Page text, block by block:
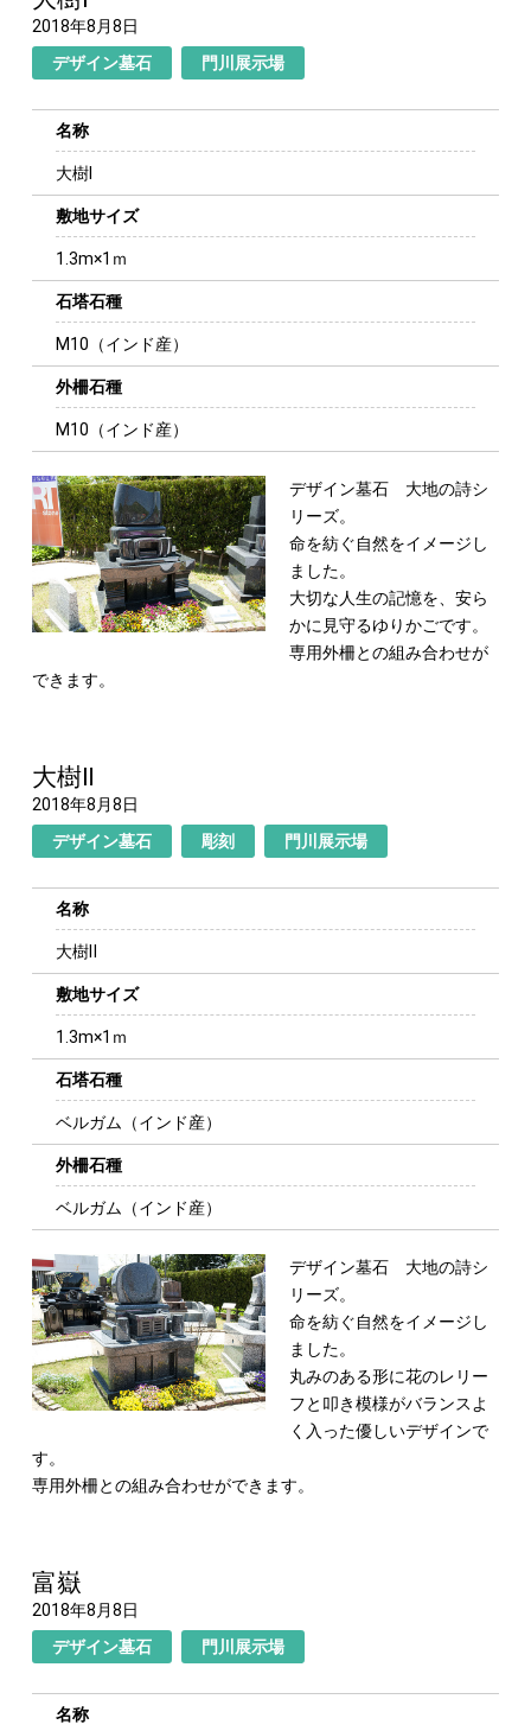
2018年8月8日
デザイン墓石
門川展示場
名称
大樹Ⅰ
敷地サイズ
1.3m×1ｍ
石塔石種
M10（インド産）
外柵石種
M10（インド産）
デザイン墓石 大地の詩シ
リーズ。
命を紡ぐ自然をイメージし
ました。
大切な人生の記憶を、安ら
かに見守るゆりかごです。
専用外柵との組み合わせが
できます。
大樹Ⅱ
2018年8月8日
デザイン墓石
彫刻 門川展示場
名称
大樹Ⅱ
敷地サイズ
1.3m×1ｍ
石塔石種
ベルガム（インド産）
外柵石種
ベルガム（インド産）
デザイン墓石 大地の詩シ
リーズ。
命を紡ぐ自然をイメージし
ました。
丸みのある形に花のレリー
フと叩き模様がバランスよ
く入った優しいデザインで
す。
専用外柵との組み合わせができます。
富嶽
2018年8月8日
デザイン墓石
門川展示場
名称